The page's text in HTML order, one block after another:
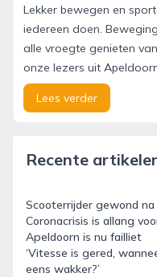
Lekker bewegen en
iedereen doen.
alle vroegte genieten
onze lezers uit
Lees verder
Recente
Scooterrijder gewond
Coronacrisis is allang
Apeldoorn is nu failliet
‘Vitesse is gered,
eens wakker?’